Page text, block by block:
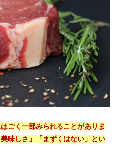
はごく一部みられることがありま
味しさ」「まずくはない」とい